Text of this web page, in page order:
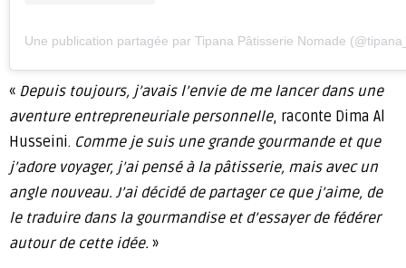
Une publication partagée par Tipana Pâtisserie Nomade
« Depuis toujours, j’avais l’envie de me lancer dans une
aventure entrepreneuriale personnelle, raconte Dima Al
Husseini. Comme je suis une grande gourmande et que
j’adore voyager, j’ai pensé à la pâtisserie, mais avec un
angle nouveau. J’ai décidé de partager ce que j’aime, de
le traduire dans la gourmandise et d’essayer de fédérer
autour de cette idée. »